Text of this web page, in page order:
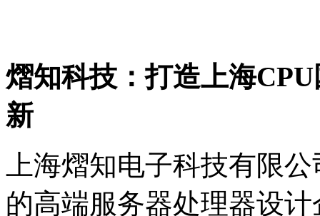
熠知科技：打造上海
新
上海熠知电子科技有限
的高端服务器处理器设